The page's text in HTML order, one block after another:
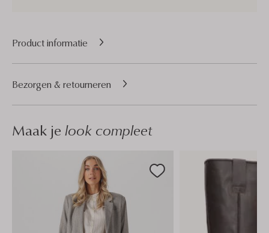
Product informatie
Bezorgen & retourneren
Maak je look compleet